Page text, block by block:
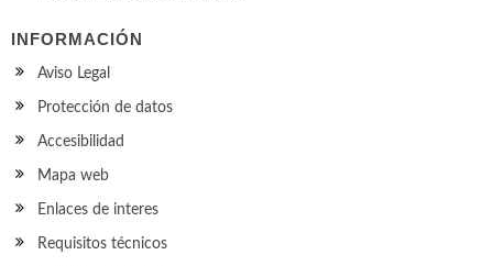
INFORMACIÓN
Aviso Legal
Protección de datos
Accesibilidad
Mapa web
Enlaces de interes
Requisitos técnicos